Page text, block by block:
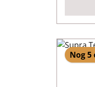
Nog